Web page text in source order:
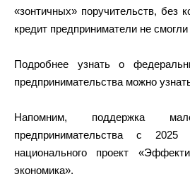
«зонтичных» поручительств, без
кредит предприниматели не
Подробнее узнать о
предпринимательства можно
Напомним, поддержка
предпринимательства с
национального проект
экономика».